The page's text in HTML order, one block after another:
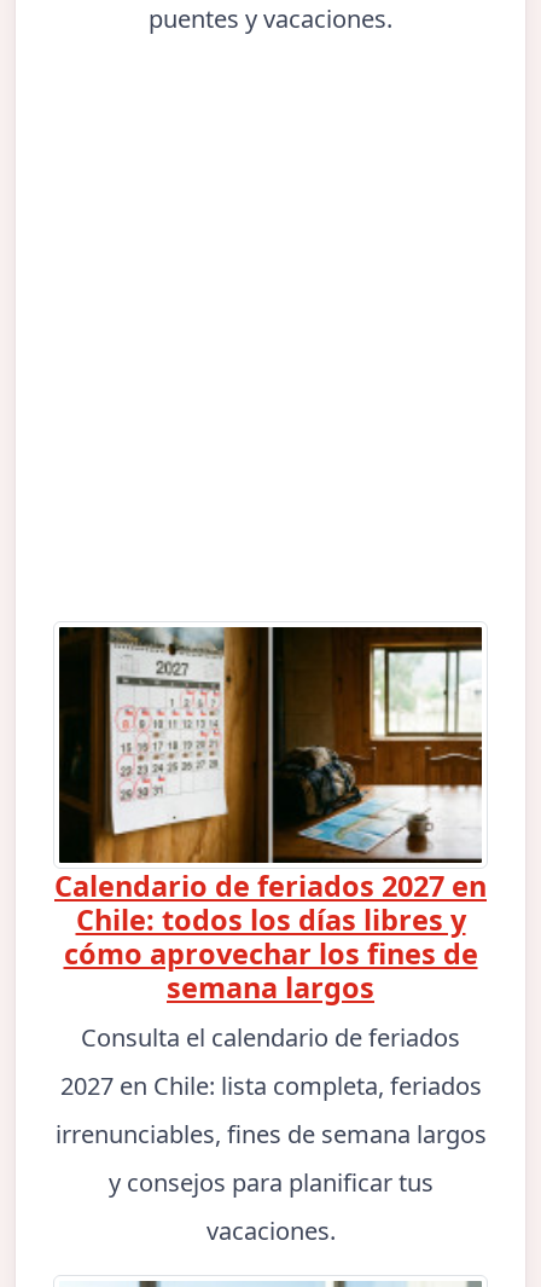
puentes y vacaciones.
Calendario de feriados 2027 en
Chile: todos los días libres y
cómo aprovechar los fines de
semana largos
Consulta el calendario de feriados
2027 en Chile: lista completa, feriados
irrenunciables, fines de semana largos
y consejos para planificar tus
vacaciones.